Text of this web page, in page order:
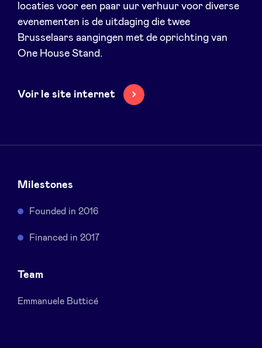
BeAngels Academy
My Portofolio
locaties voor een paar uur verhuur voor diverse
evenementen is de uitdaging die twee
Brusselaars aangingen met de oprichting van
One House Stand.
Voir le site internet
Milestones
Founded in 2016
Financed in 2017
Team
Emmanuele Butticé